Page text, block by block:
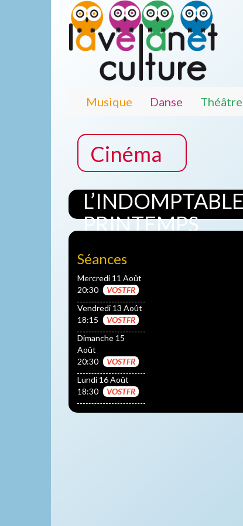
Musique Danse Théâtre
Cinéma
PRINTEMPS
Séances
Mercredi 11 Août
20:30
VOSTFR
Vendredi 13 Août
18:15
VOSTFR
Dimanche 15
Août
20:30
VOSTFR
Lundi 16 Août
18:30
VOSTFR